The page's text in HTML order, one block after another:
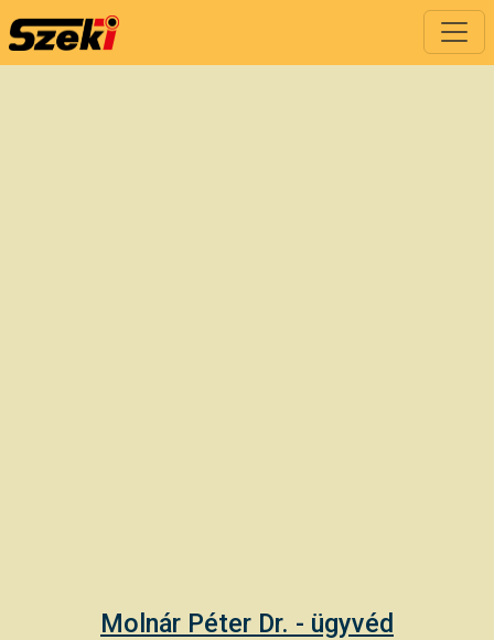
Molnár Péter Dr. - ügyvéd